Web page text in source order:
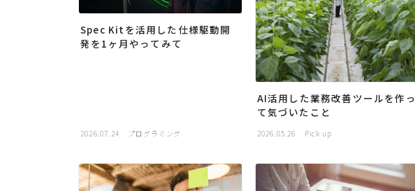
Spec Kitを活用した仕様駆動開
発を1ヶ月やってみて
2026.07.24 プログラミング
AI活用した業務改善ツールを作っ
て気づいたこと
2026.05.26 Pick up